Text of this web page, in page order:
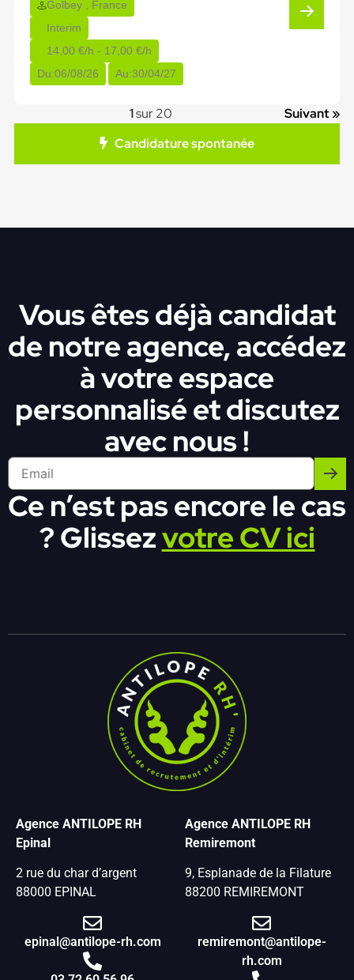
Golbey , France
Interim
14,00 €/h - 17,00 €/h
Du:06/08/26 Au:30/04/27
1sur 20
Suivant »
Candidature spontanée
Vous êtes déjà candidat
de notre agence, accédez
à votre espace
personnalisé et discutez
avec nous !
Ce n’est pas encore le cas
? Glissezvotre CV ici
Agence ANTILOPE RH
Epinal
2 rue du char d’argent
88000 EPINAL
epinal@antilope-rh.com
Agence ANTILOPE RH
Remiremont
9, Esplanade de la Filature
88200 REMIREMONT
remiremont@antilope-
rh.com